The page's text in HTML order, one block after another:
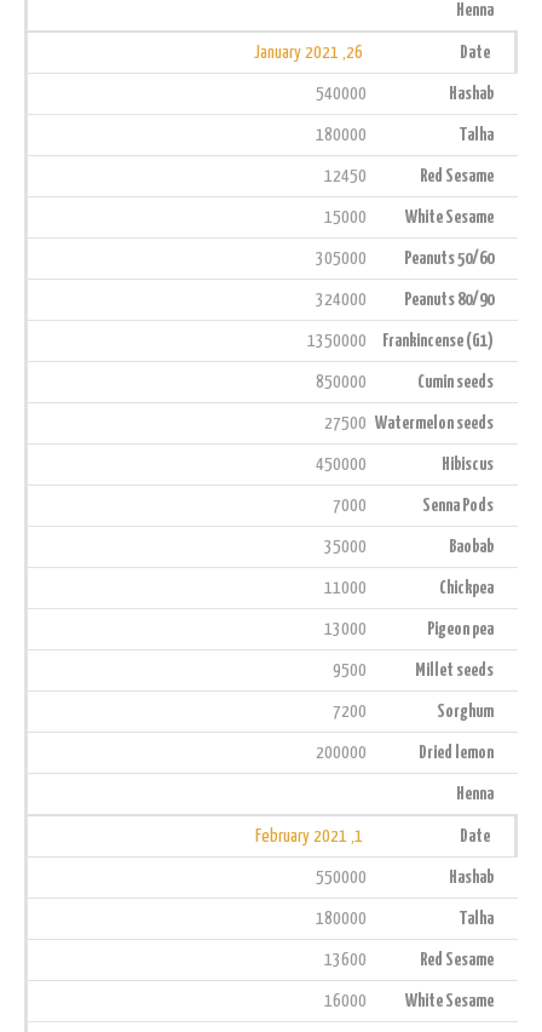
Henna
Date
26, January 2021
Hashab
540000
Talha
180000
Red Sesame
12450
White Sesame
15000
Peanuts 50/60
305000
Peanuts 80/90
324000
Frankincense (G1)
1350000
Cumin seeds
850000
Watermelon seeds
27500
Hibiscus
450000
Senna Pods
7000
Baobab
35000
Chickpea
11000
Pigeon pea
13000
Millet seeds
9500
Sorghum
7200
Dried lemon
200000
Henna
Date
1, February 2021
Hashab
550000
Talha
180000
Red Sesame
13600
White Sesame
16000